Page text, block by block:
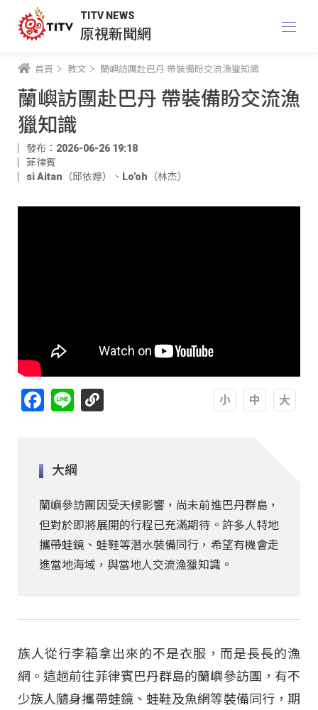
TITV NEWS
原視新聞網
首頁 教文 蘭嶼訪團赴巴丹 帶裝備盼交流漁獵知識
蘭嶼訪團赴巴丹 帶裝備盼交流漁
獵知識
發布：2026-06-26 19:18
菲律賓
si Aitan（邱依婷）
、 Lo'oh（林杰）
Facebook
Line
大綱
蘭嶼參訪團因受天候影響，尚未前進巴丹群島，
但對於即將展開的行程已充滿期待。許多人特地
攜帶蛙鏡、蛙鞋等潛水裝備同行，希望有機會走
進當地海域，與當地人交流漁獵知識。
族人從行李箱拿出來的不是衣服，而是長長的漁
網。這趟前往菲律賓巴丹群島的蘭嶼參訪團，有不
少族人隨身攜帶蛙鏡、蛙鞋及魚網等裝備同行，期